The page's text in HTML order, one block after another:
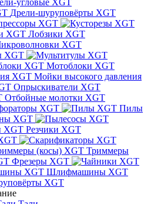
угловые XGT
Дрели-шуруповёрты XGT
XGT
Лобзики XGT
XGT
XGT
Мотоблоки XGT
Мойки высокого давления
Опрыскиватели XGT
Отбойные молотки XGT
XGT
Пилы
XGT
Резчики XGT
Триммеры
Фрезеры XGT
Шлифмашины XGT
XGT